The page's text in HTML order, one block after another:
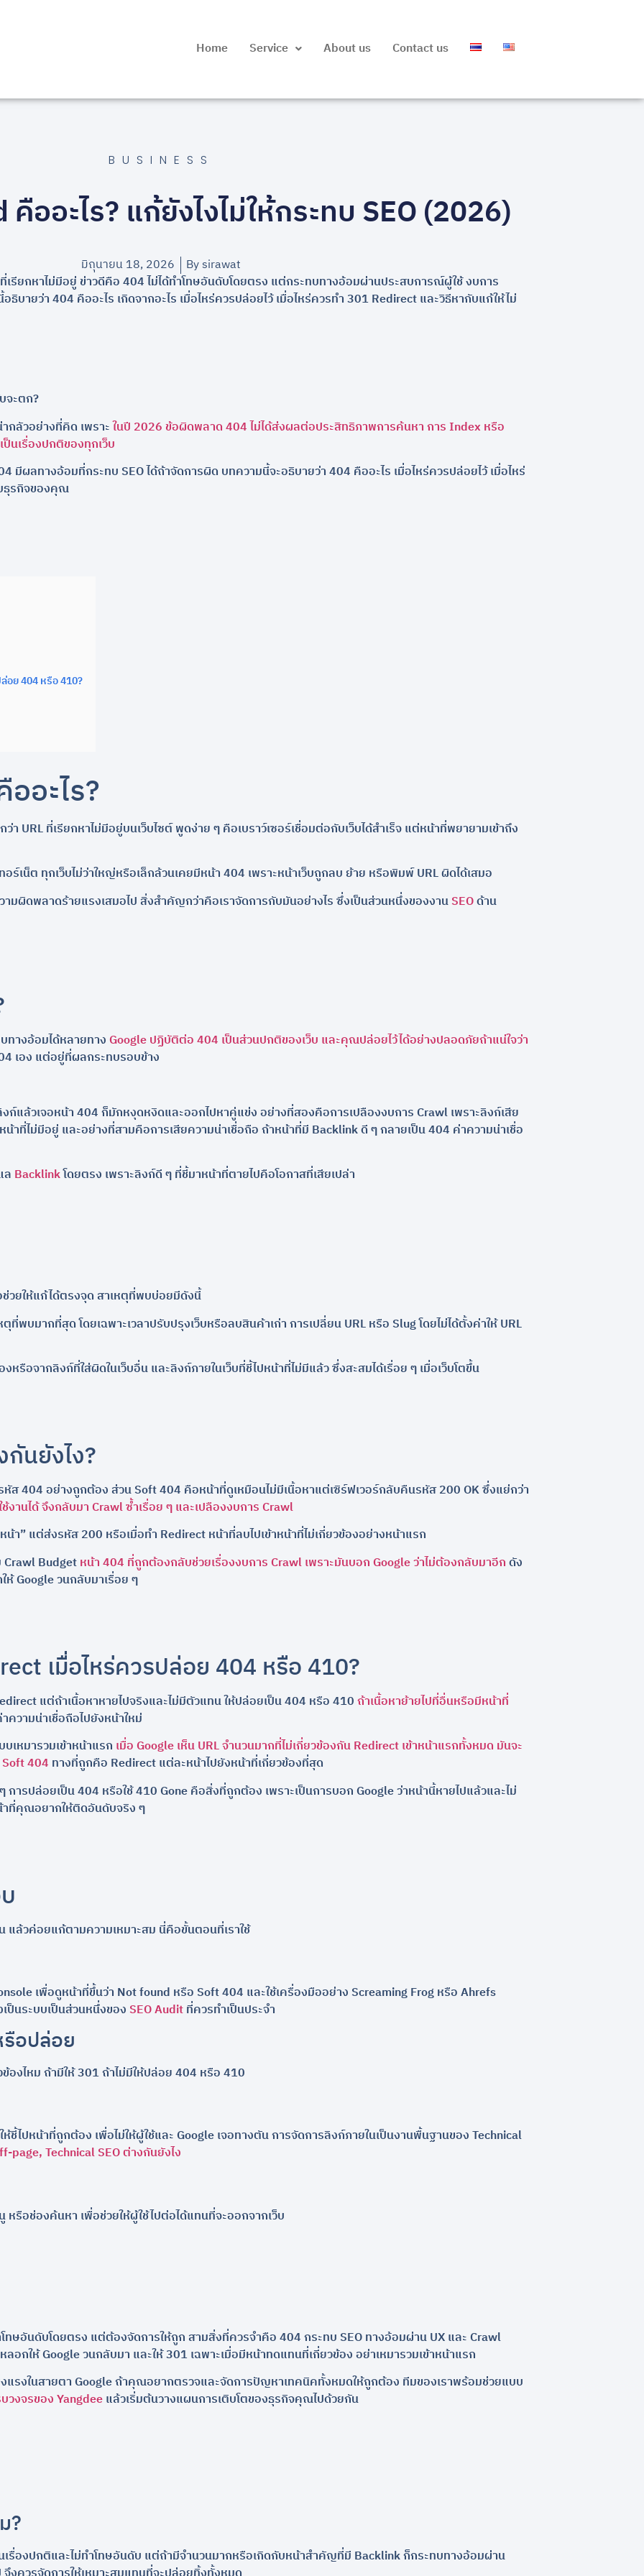
Home Service About us Contact us
BUSINESS
ออะไร? แก้ยังไงไม่ให้กระทบ SEO (2026)
มิถุนายน 18, 2026 Bysirawat
รียกหาไม่มีอยู่ ข่าวดีคือ 404 ไม่ได้ทำโทษอันดับโดยตรง แต่กระทบทางอ้อมผ่านประสบการณ์ผู้ใช้ งบการ
บายว่า 404 คืออะไร เกิดจากอะไร เมื่อไหร่ควรปล่อยไว้ เมื่อไหร่ควรทำ 301 Redirect และวิธีหากับแก้ให้ไม่
จะตก?
กลัวอย่างที่คิด เพราะในปี 2026 ข้อผิดพลาด 404 ไม่ได้ส่งผลต่อประสิทธิภาพการค้นหา การ Index หรือ
นเรื่องปกติของทุกเว็บ
มีผลทางอ้อมที่กระทบ SEO ได้ถ้าจัดการผิด บทความนี้จะอธิบายว่า 404 คืออะไร เมื่อไหร่ควรปล่อยไว้ เมื่อไหร่
ธุรกิจของคุณ
อย 404 หรือ 410?
อะไร?
URL ที่เรียกหาไม่มีอยู่บนเว็บไซต์ พูดง่าย ๆ คือเบราว์เซอร์เชื่อมต่อกับเว็บได้สำเร็จ แต่หน้าที่พยายามเข้าถึง
เน็ต ทุกเว็บไม่ว่าใหญ่หรือเล็กล้วนเคยมีหน้า 404 เพราะหน้าเว็บถูกลบ ย้าย หรือพิมพ์ URL ผิดได้เสมอ
ามผิดพลาดร้ายแรงเสมอไป สิ่งสำคัญกว่าคือเราจัดการกับมันอย่างไร ซึ่งเป็นส่วนหนึ่งของงานSEOด้าน
ทางอ้อมได้หลายทางGoogle ปฏิบัติต่อ 404 เป็นส่วนปกติของเว็บ และคุณปล่อยไว้ได้อย่างปลอดภัยถ้าแน่ใจว่า
เอง แต่อยู่ที่ผลกระทบรอบข้าง
แล้วเจอหน้า 404 ก็มักหงุดหงิดและออกไปหาคู่แข่ง อย่างที่สองคือการเปลืองงบการ Crawl เพราะลิงก์เสีย
น้าที่ไม่มีอยู่ และอย่างที่สามคือการเสียความน่าเชื่อถือ ถ้าหน้าที่มี Backlink ดี ๆ กลายเป็น 404 ค่าความน่าเชื่อ
ล Backlinkโดยตรง เพราะลิงก์ดี ๆ ที่ชี้มาหน้าที่ตายไปคือโอกาสที่เสียเปล่า
วยให้แก้ได้ตรงจุด สาเหตุที่พบบ่อยมีดังนี้
ที่พบมากที่สุด โดยเฉพาะเวลาปรับปรุงเว็บหรือลบสินค้าเก่า การเปลี่ยน URL หรือ Slug โดยไม่ได้ตั้งค่าให้ URL
รือจากลิงก์ที่ใส่ผิดในเว็บอื่น และลิงก์ภายในเว็บที่ชี้ไปหน้าที่ไม่มีแล้ว ซึ่งสะสมได้เรื่อย ๆ เมื่อเว็บโตขึ้น
นยังไง?
ส 404 อย่างถูกต้อง ส่วน Soft 404 คือหน้าที่ดูเหมือนไม่มีเนื้อหาแต่เซิร์ฟเวอร์กลับคืนรหัส 200 OK ซึ่งแย่กว่า
งานได้ จึงกลับมา Crawl ซ้ำเรื่อย ๆ และเปลืองงบการ Crawl
า” แต่ส่งรหัส 200 หรือเมื่อทำ Redirect หน้าที่ลบไปเข้าหน้าที่ไม่เกี่ยวข้องอย่างหน้าแรก
Crawl Budgetหน้า 404 ที่ถูกต้องกลับช่วยเรื่องงบการ Crawl เพราะมันบอก Google ว่าไม่ต้องกลับมาอีกดัง
Google วนกลับมาเรื่อย ๆ
เมื่อไหร่ควรปล่อย 404 หรือ 410?
แต่ถ้าเนื้อหาหายไปจริงและไม่มีตัวแทน ให้ปล่อยเป็น 404 หรือ 410ถ้าเนื้อหาย้ายไปที่อื่นหรือมีหน้าที่
ความน่าเชื่อถือไปยังหน้าใหม่
เหมารวมเข้าหน้าแรก เมื่อ Google เห็น URL จำนวนมากที่ไม่เกี่ยวข้องกัน Redirect เข้าหน้าแรกทั้งหมด มันจะ
404 ทางที่ถูกคือ Redirect แต่ละหน้าไปยังหน้าที่เกี่ยวข้องที่สุด
ารปล่อยเป็น 404 หรือใช้ 410 Gone คือสิ่งที่ถูกต้อง เพราะเป็นการบอก Google ว่าหน้านี้หายไปแล้วและไม่
าที่คุณอยากให้ติดอันดับจริง ๆ
แล้วค่อยแก้ตามความเหมาะสม นี่คือขั้นตอนที่เราใช้
เพื่อดูหน้าที่ขึ้นว่า Not found หรือ Soft 404 และใช้เครื่องมืออย่าง Screaming Frog หรือ Ahrefs
ป็นระบบเป็นส่วนหนึ่งของ SEO Auditที่ควรทำเป็นประจำ
อปล่อย
งไหม ถ้ามีให้ 301 ถ้าไม่มีให้ปล่อย 404 หรือ 410
ชี้ไปหน้าที่ถูกต้อง เพื่อไม่ให้ผู้ใช้และ Google เจอทางตัน การจัดการลิงก์ภายในเป็นงานพื้นฐานของ Technical
page, Technical SEO ต่างกันยังไง
รือช่องค้นหา เพื่อช่วยให้ผู้ใช้ไปต่อได้แทนที่จะออกจากเว็บ
ทษอันดับโดยตรง แต่ต้องจัดการให้ถูก สามสิ่งที่ควรจำคือ 404 กระทบ SEO ทางอ้อมผ่าน UX และ Crawl
กให้ Google วนกลับมา และให้ 301 เฉพาะเมื่อมีหน้าทดแทนที่เกี่ยวข้อง อย่าเหมารวมเข้าหน้าแรก
แรงในสายตา Google ถ้าคุณอยากตรวจและจัดการปัญหาเทคนิคทั้งหมดให้ถูกต้อง ทีมของเราพร้อมช่วยแบบ
วงจรของ Yangdeeแล้วเริ่มต้นวางแผนการเติบโตของธุรกิจคุณไปด้วยกัน
?
เรื่องปกติและไม่ทำโทษอันดับ แต่ถ้ามีจำนวนมากหรือเกิดกับหน้าสำคัญที่มี Backlink ก็กระทบทางอ้อมผ่าน